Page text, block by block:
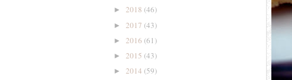
► 2018 (46)
► 2017 (43)
► 2016 (61)
► 2015 (43)
► 2014 (59)